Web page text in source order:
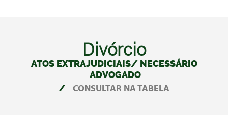
Divórcio
ATOS EXTRAJUDICIAIS/ NECESSÁRIO
ADVOGADO
/
CONSULTAR NA TABELA